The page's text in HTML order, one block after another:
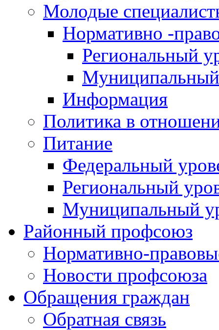
Молодые
Нормативно -
Региональный
Информация
Политика в
Питание
Федеральный
Региональный
Муниципальный
Районный профсоюз
Нормативно-
Новости профсоюза
Обращения граждан
Обратная связь